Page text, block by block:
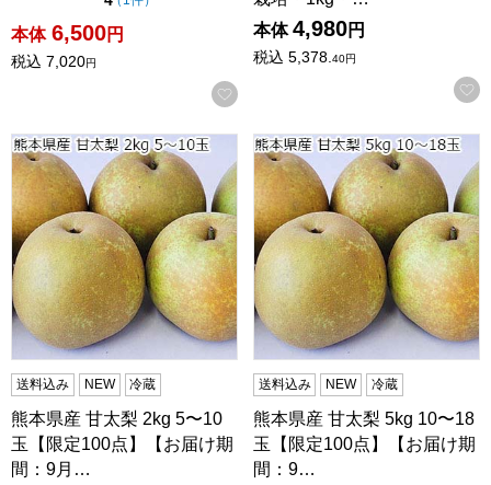
本体 6,500円
税込 7,020円
お気に入りに登録する
本体 4,980円
税込 5,378. 40円
熊本県産 甘太梨 2kg 5〜10玉【限定100点】【お届け期間：
送料込み NEW 冷蔵
熊本県産 甘太梨 2kg 5〜10
玉【限定100点】【お届け期
間：9月…
熊本県産 甘太梨 5kg 10〜18
送料込み NEW 冷蔵
熊本県産 甘太梨 5kg 10〜18
玉【限定100点】【お届け期
間：9…